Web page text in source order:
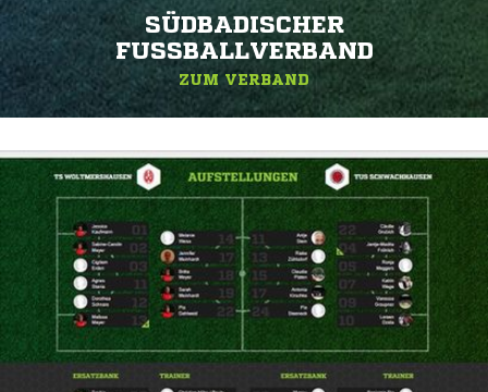
SÜDBADISCHER
FUSSBALLVERBAND
ZUM VERBAND